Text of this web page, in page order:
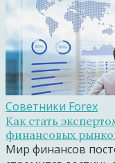
Советники Forex
Как стать
финансовых
Мир финансов